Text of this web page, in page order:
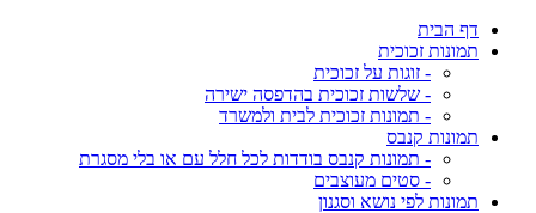
דף הבית
תמונות זכוכית
- זוגות על זכוכית
- שלשות זכוכית בהדפסה ישירה
- תמונות זכוכית לבית ולמשרד
תמונות קנבס
- תמונות קנבס בודדות לכל חלל עם או בלי מסגרת
- סטים מעוצבים
תמונות לפי נושא וסגנון